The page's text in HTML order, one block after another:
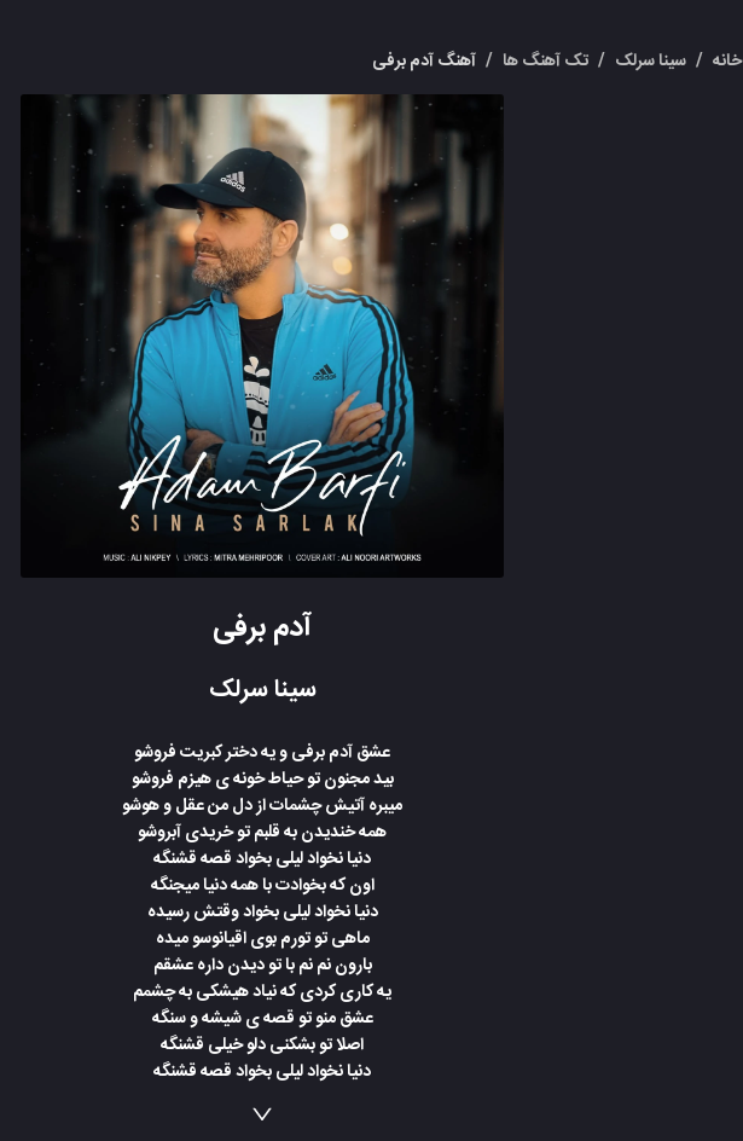
خانه / سینا سرلک / تک آهنگ ها / آهنگ آدم برفی
آدم برفی
سینا سرلک
عشق آدم برفی و یه دختر کبریت فروشو
بید مجنون تو حیاط خونه ی هیزم فروشو
میبره آتیش چشمات از دل من عقل و هوشو
همه خندیدن به قلبم تو خریدی آبروشو
دنیا نخواد لیلی بخواد قصه قشنگه
اون که بخوادت با همه دنیا میجنگه
دنیا نخواد لیلی بخواد وقتش رسیده
ماهی تو تورم بوی اقیانوسو میده
بارون نم نم با تو دیدن داره عشقم
یه کاری کردی که نیاد هیشکی به چشمم
عشق منو تو قصه ی شیشه و سنگه
اصلا تو بشکنی دلو خیلی قشنگه
دنیا نخواد لیلی بخواد قصه قشنگه
دنیا نخواد لیلی بخواد وقتش رسیده